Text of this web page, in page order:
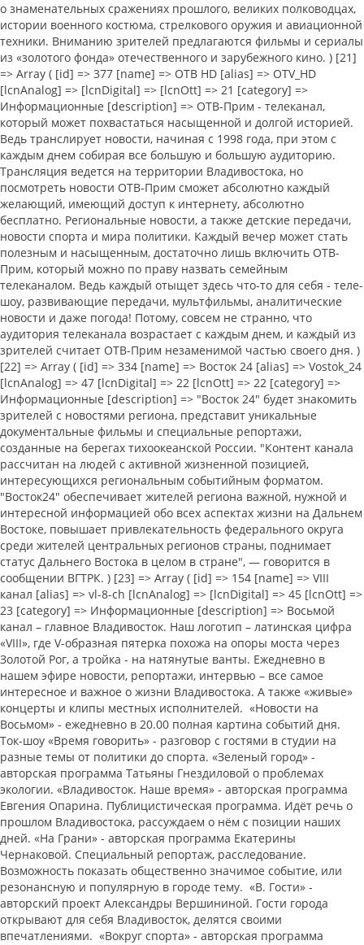
о знаменательных сражениях прошлого, великих полководцах,
истории военного костюма, стрелкового оружия и авиационной
техники. Вниманию зрителей предлагаются фильмы и сериалы
из «золотого фонда» отечественного и зарубежного кино. ) [21]
=> Array ( [id] => 377 [name] => ОТВ HD [alias] => OTV_HD
[lcnAnalog] => [lcnDigital] => [lcnOtt] => 21 [category] =>
Информационные [description] => ОТВ-Прим - телеканал,
который может похвастаться насыщенной и долгой историей.
Ведь транслирует новости, начиная с 1998 года, при этом с
каждым днем собирая все большую и большую аудиторию.
Трансляция ведется на территории Владивостока, но
посмотреть новости ОТВ-Прим сможет абсолютно каждый
желающий, имеющий доступ к интернету, абсолютно
бесплатно. Региональные новости, а также детские передачи,
новости спорта и мира политики. Каждый вечер может стать
полезным и насыщенным, достаточно лишь включить ОТВ-
Прим, который можно по праву назвать семейным
телеканалом. Ведь каждый отыщет здесь что-то для себя - теле-
шоу, развивающие передачи, мультфильмы, аналитические
новости и даже погода! Потому, совсем не странно, что
аудитория телеканала возрастает с каждым днем, и каждый из
зрителей считает ОТВ-Прим незаменимой частью своего дня. )
[22] => Array ( [id] => 334 [name] => Восток 24 [alias] => Vostok_24
[lcnAnalog] => 47 [lcnDigital] => 22 [lcnOtt] => 22 [category] =>
Информационные [description] => "Восток 24" будет знакомить
зрителей с новостями региона, представит уникальные
документальные фильмы и специальные репортажи,
созданные на берегах тихоокеанской России. "Контент канала
рассчитан на людей с активной жизненной позицией,
интересующихся региональным событийным форматом.
"Восток24" обеспечивает жителей региона важной, нужной и
интересной информацией обо всех аспектах жизни на Дальнем
Востоке, повышает привлекательность федерального округа
среди жителей центральных регионов страны, поднимает
статус Дальнего Востока в целом в стране", — говорится в
сообщении ВГТРК. ) [23] => Array ( [id] => 154 [name] => VIII
канал [alias] => vl-8-ch [lcnAnalog] => [lcnDigital] => 45 [lcnOtt] =>
23 [category] => Информационные [description] => Восьмой
канал – главное Владивосток. Наш логотип – латинская цифра
«VIII», где V-образная пятерка похожа на опоры моста через
Золотой Рог, а тройка - на натянутые ванты. Ежедневно в
нашем эфире новости, репортажи, интервью – все самое
интересное и важное о жизни Владивостока. А также «живые»
концерты и клипы местных исполнителей. «Новости на
Восьмом» - ежедневно в 20.00 полная картина событий дня.
Ток-шоу «Время говорить» - разговор с гостями в студии на
разные темы от политики до спорта. «Зеленый город» -
авторская программа Татьяны Гнездиловой о проблемах
экологии. «Владивосток. Наше время» - авторская программа
Евгения Опарина. Публицистическая программа. Идёт речь о
прошлом Владивостока, рассуждаем о нём с позиции наших
дней. «На Грани» - авторская программа Екатерины
Чернаковой. Специальный репортаж, расследование.
Возможность показать общественно значимое событие, или
резонансную и популярную в городе тему. «В. Гости» -
авторский проект Александры Вершининой. Гости города
открывают для себя Владивосток, делятся своими
впечатлениями. «Вокруг спорта» - авторская программа